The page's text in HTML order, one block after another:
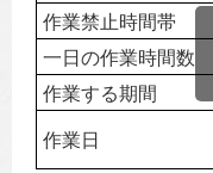
作業禁止時間帯
一日の作業時間数
作業する期間
作業日